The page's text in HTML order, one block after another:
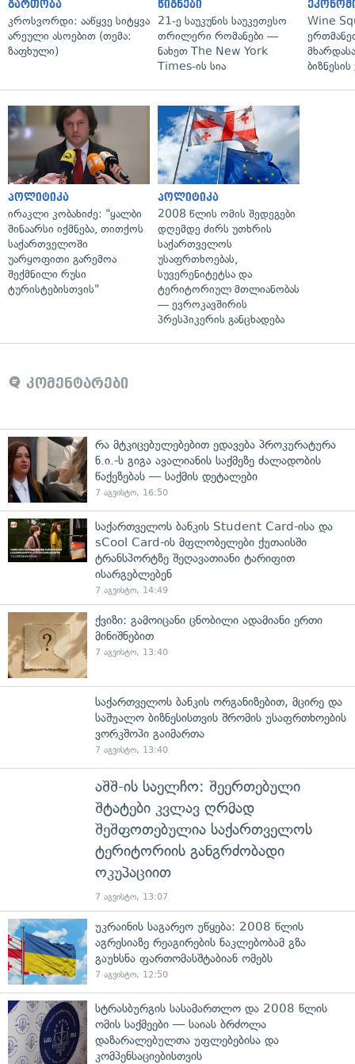
გართობა
კროსვორდი: ააწყვე სიტყვა
არეული ასოებით (თემა:
ზაფხული)
წიგნები
21-ე საუკუნის საუკეთესო
თრილერი რომანები —
ნახეთ The New York
Times-ის სია
Wine
პოლიტიკა
ირაკლი კობახიძე: "ყალბი
შინაარსი იქმნება, თითქოს
საქართველოში
უარყოფითი გარემოა
შექმნილი რუსი
ტურისტებისთვის"
პოლიტიკა
2008 წლის ომის შედეგები
დღემდე ძირს უთხრის
საქართველოს
უსაფრთხოებას,
სუვერენიტეტსა და
ტერიტორიულ მთლიანობას
— ევროკავშირის
პრესპიკერის განცხადება
კომენტარები
რა მტკიცებულებებით ედავება პროკურატურა
ნ.ი.-ს გიგა ავალიანის საქმეზე ძალადობის
წაქეზებას — საქმის დეტალები
7 აგვისტო, 16:50
საქართველოს ბანკის Student Card-ისა და
sCool Card-ის მფლობელები ქუთაისში
ტრანსპორტზე შეღავათიანი ტარიფით
ისარგებლებენ
7 აგვისტო, 14:49
ქვიზი: გამოიცანი ცნობილი ადამიანი ერთი
მინიშნებით
7 აგვისტო, 13:40
საქართველოს ბანკის ორგანიზებით, მცირე და
საშუალო ბიზნესისთვის შრომის უსაფრთხოების
ვორკშოპი გაიმართა
7 აგვისტო, 13:40
აშშ-ის საელჩო: შეერთებული
შტატები კვლავ ღრმად
შეშფოთებულია საქართველოს
ტერიტორიის განგრძობადი
ოკუპაციით
7 აგვისტო, 13:07
უკრაინის საგარეო უწყება: 2008 წლის
აგრესიაზე რეაგირების ნაკლებობამ გზა
გაუხსნა ფართომასშტაბიან ომებს
7 აგვისტო, 12:50
სტრასბურგის სასამართლო და 2008 წლის
ომის საქმეები — საიას ბრძოლა
დაზარალებულთა უფლებებისა და
კომპენსაციებისთვის